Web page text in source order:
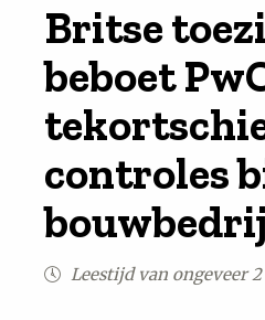
Achtergrond
Feiten
Britse
beboet
controles
Leestijd van ongeveer